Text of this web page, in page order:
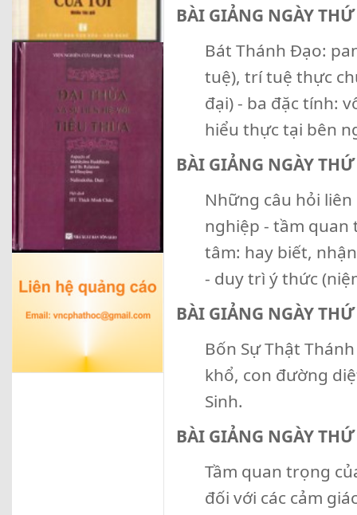
BÀI GIẢNG NGÀY
Bát Thánh Đạo:
tuệ), trí tuệ thực
đại) - ba đặc tính:
hiểu thực tại bên
BÀI GIẢNG NGÀY
Những câu hỏi
nghiệp - tầm quan
tâm: hay biết,
- duy trì ý thức
BÀI GIẢNG NGÀY
Bốn Sự Thật
khổ, con đường
Sinh.
BÀI GIẢNG NGÀY
Tầm quan trọng
đối với các cảm